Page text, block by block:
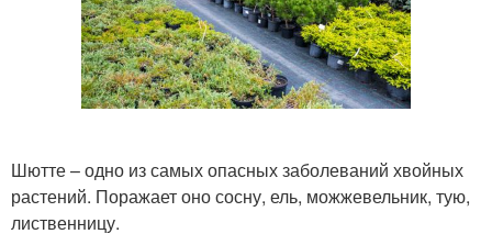
Шютте – одно из самых опасных заболеваний хвойных
растений. Поражает оно сосну, ель, можжевельник, тую,
лиственницу.